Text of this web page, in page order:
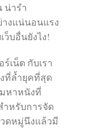
น่ารำ
งแน่นอนแรง
ว็บอื่นยังไง!
เน็ต กับเรา
ที่ล้ำยุคที่สุด
หาหนังที่
ำหรับการจัด
วดหมู่นึงแล้วมี